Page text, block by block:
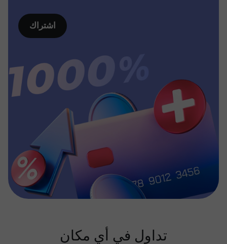
اشتراك
تداول في أي مكان